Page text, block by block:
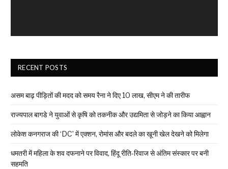
RECENT POSTS
असम बाढ़ पीड़ितों की मदद को समय रैना ने दिए 10 लाख, सीएम ने की तारीफ
राज्यपाल बागडे ने युवाओं से कृषि को तकनीक और उद्यमिता से जोड़ने का किया आह्वान
लोकेश कनगराज की ‘DC’ में एक्शन, रोमांस और बदले का खूनी खेल देखने को मिलेगा
धमतरी में महिला के शव दफनाने पर विवाद, हिंदू रीति-रिवाज से अंतिम संस्कार पर बनी
सहमति